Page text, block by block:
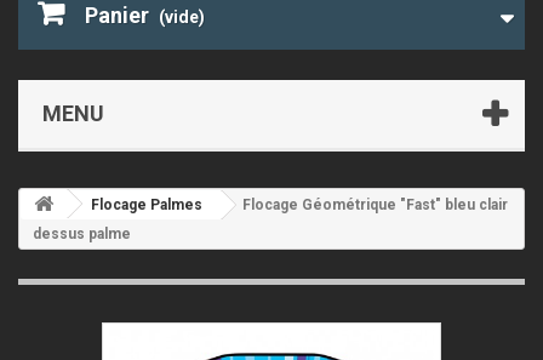
Panier (vide)
MENU
Flocage Palmes
Flocage Géométrique "Fast" bleu clair
dessus palme